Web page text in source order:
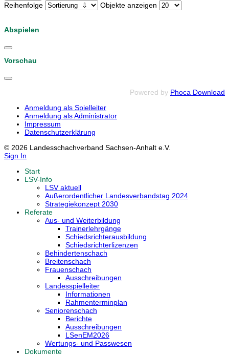
Reihenfolge Objekte anzeigen
Abspielen
Vorschau
Powered by Phoca Download
Anmeldung als Spielleiter
Anmeldung als Administrator
Impressum
Datenschutzerklärung
© 2026 Landesschachverband Sachsen-Anhalt e.V.
Sign In
Start
LSV-Info
LSV aktuell
Außerordentlicher Landesverbandstag 2024
Strategiekonzept 2030
Referate
Aus- und Weiterbildung
Trainerlehrgänge
Schiedsrichterausbildung
Schiedsrichterlizenzen
Behindertenschach
Breitenschach
Frauenschach
Ausschreibungen
Landesspielleiter
Informationen
Rahmenterminplan
Seniorenschach
Berichte
Ausschreibungen
LSenEM2026
Wertungs- und Passwesen
Dokumente